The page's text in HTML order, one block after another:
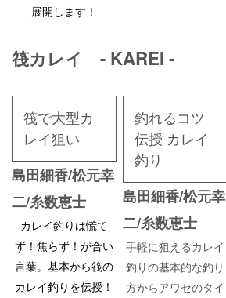
展開します！
筏カレイ - KAREI -
筏で大型カ
レイ狙い
島田細香/松元幸
二/糸数恵士
カレイ釣りは慌て
ず！焦らず！が合い
言葉。基本から筏の
カレイ釣りを伝授！
釣れるコツ
伝授 カレイ
釣り
島田細香/松元幸
二/糸数恵士
手軽に狙えるカレイ
釣りの基本的な釣り
方からアワセのタイ